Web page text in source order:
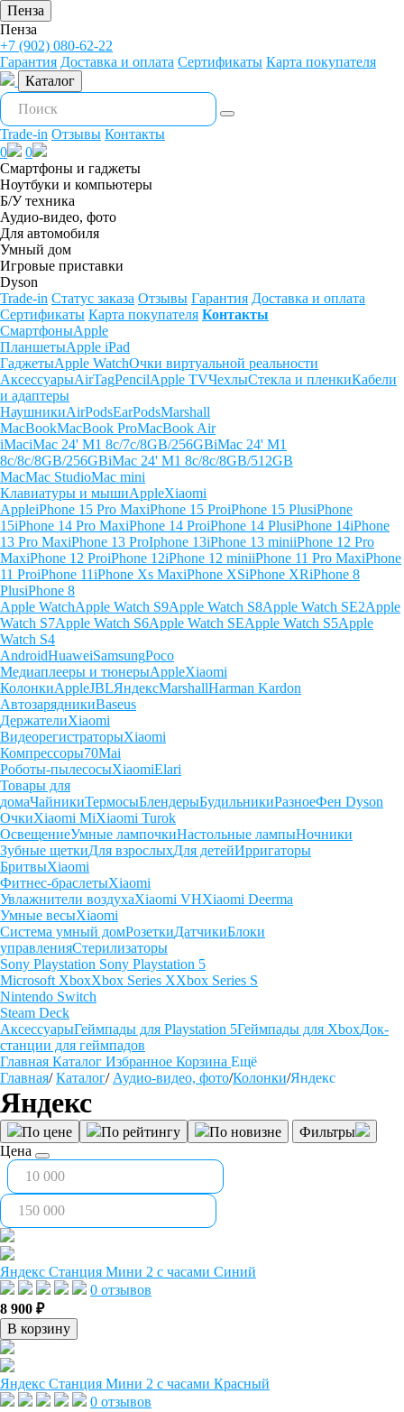
Пенза
Пенза
+7 (902) 080-62-22
Гарантия Доставка и оплата Сертификаты Карта покупателя
Каталог
Trade-in Отзывы Контакты
0
0
Смартфоны и гаджеты
Ноутбуки и компьютеры
Б/У техника
Аудио-видео, фото
Для автомобиля
Умный дом
Игровые приставки
Dyson
Trade-in Статус заказа Отзывы Гарантия Доставка и оплата
Сертификаты Карта покупателя Контакты
СмартфоныApple
ПланшетыApple iPad
ГаджетыApple WatchОчки виртуальной реальности
АксессуарыAirTagPencilApple TVЧехлыСтекла и пленкиКабели
и адаптеры
НаушникиAirPodsEarPodsMarshall
MacBookMacBook ProMacBook Air
iMaciMac 24' M1 8c/7c/8GB/256GBiMac 24' M1
8c/8c/8GB/256GBiMac 24' M1 8c/8c/8GB/512GB
MacMac StudioMac mini
Клавиатуры и мышиAppleXiaomi
AppleiPhone 15 Pro MaxiPhone 15 ProiPhone 15 PlusiPhone
15iPhone 14 Pro MaxiPhone 14 ProiPhone 14 PlusiPhone 14iPhone
13 Pro MaxiPhone 13 ProIphone 13iPhone 13 miniiPhone 12 Pro
MaxiPhone 12 ProiPhone 12iPhone 12 miniiPhone 11 Pro MaxiPhone
11 ProiPhone 11iPhone Xs MaxiPhone XSiPhone XRiPhone 8
PlusiPhone 8
Apple WatchApple Watch S9Apple Watch S8Apple Watch SE2Apple
Watch S7Apple Watch S6Apple Watch SEApple Watch S5Apple
Watch S4
AndroidHuaweiSamsungPoco
Медиаплееры и тюнерыAppleXiaomi
КолонкиAppleJBLЯндексMarshallHarman Kardon
АвтозарядникиBaseus
ДержателиXiaomi
ВидеорегистраторыXiaomi
Компрессоры70Mai
Роботы-пылесосыXiaomiElari
Товары для
домаЧайникиТермосыБлендерыБудильникиРазноеФен Dyson
ОчкиXiaomi MiXiaomi Turok
ОсвещениеУмные лампочкиНастольные лампыНочники
Зубные щеткиДля взрослыхДля детейИрригаторы
БритвыXiaomi
Фитнес-браслетыXiaomi
Увлажнители воздухаXiaomi VHXiaomi Deerma
Умные весыXiaomi
Система умный домРозеткиДатчикиБлоки
управленияСтерилизаторы
Sony Playstation Sony Playstation 5
Microsoft XboxXbox Series XXbox Series S
Nintendo Switch
Steam Deck
АксессуарыГеймпады для Playstation 5Геймпады для XboxДок-
станции для геймпадов
Главная Каталог Избранное Корзина Ещё
Главная/ Каталог/ Аудио-видео, фото/Колонки/Яндекс
Яндекс
По цене По рейтингу По новизне
Фильтры
Цена
Яндекс Станция Мини 2 с часами Синий
0 отзывов
8 900 ₽
В корзину
Яндекс Станция Мини 2 с часами Красный
0 отзывов